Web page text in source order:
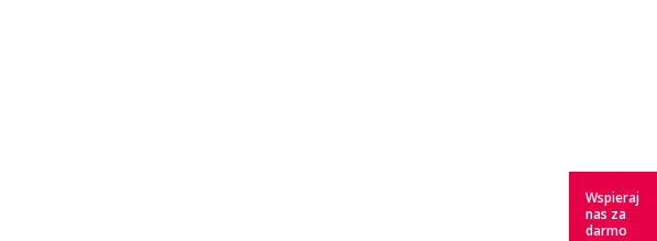
Wspieraj
nas za
darmo